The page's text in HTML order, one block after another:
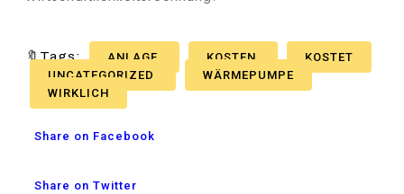
🔖Tags: ANLAGE KOSTEN
KOSTET
UNCATEGORIZED
WÄRMEPUMPE
WIRKLICH
Share on Facebook
Share on Twitter